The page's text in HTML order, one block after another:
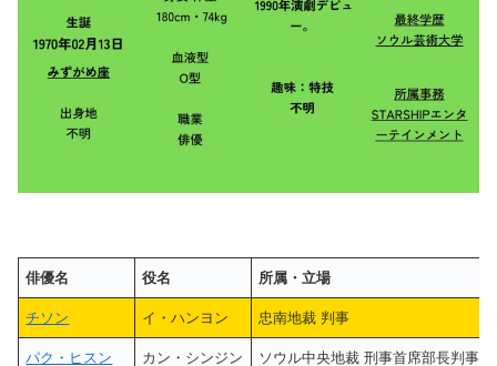
俳優名 役名 所属・立場
チソン イ・ハンヨン 忠南地裁 判事
パク・ヒスン カン・シンジン ソウル中央地裁 刑事首席部長判事